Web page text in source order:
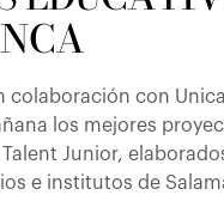
colaboración con
los mejores
Junior,
e institutos de